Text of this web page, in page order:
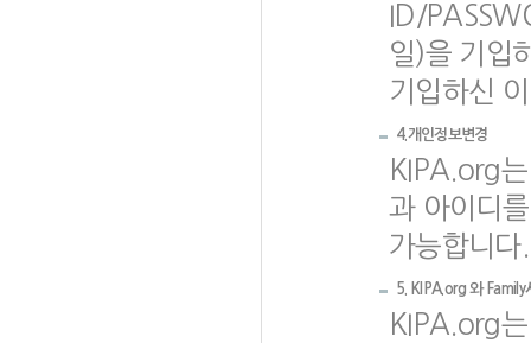
ID/
일)을 기입
기입하신
4.개인정보변경
KIPA.org
과 아이디
가능합니다.
5. KIPA.org 와 Family
KIPA.org